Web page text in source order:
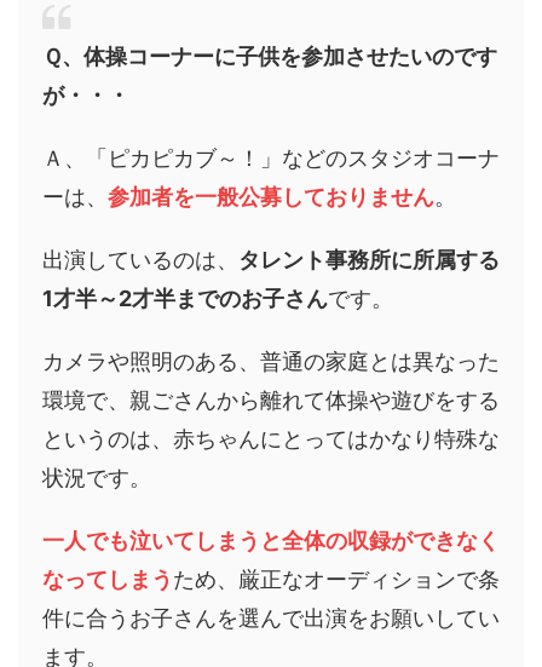
Ｑ、体操コーナーに子供を参加させたいのです
が・・・
Ａ、
「ピカピカブ～！」などのスタジオコーナ
ーは、 参加者を一般公募しておりません。
出演しているのは、 タレント事務所に所属する
1才半～2才半までのお子さんです。
カメラや照明のある、普通の家庭とは異なった
環境で、親ごさんから離れて体操や遊びをする
というのは、赤ちゃんにとってはかなり特殊な
状況です。
一人でも泣いてしまうと全体の収録ができなく
なってしまう ため、厳正なオーディションで条
件に合うお子さんを選んで出演をお願いしてい
ます。